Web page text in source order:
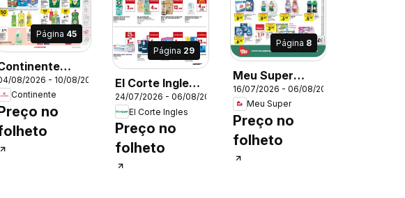
Página 45
08/2026 - 10/08/2026
Continente
no
Página 29
El Corte Ingles
Folheto
24/07/2026 - 06/08/2026
El Corte Ingles
Preço no
folheto
Página 8
Meu Super
Folheto
16/07/2026 - 06/08/2026
Meu Super
Preço no
folheto